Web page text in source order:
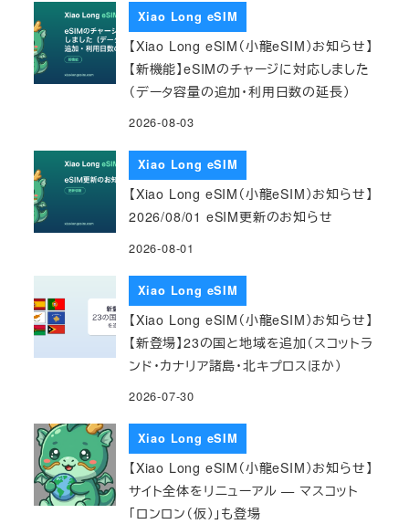
Xiao Long eSIM
【Xiao Long eSIM（小龍eSIM）お知らせ】
【新機能】eSIMのチャージに対応しました
（データ容量の追加・利用日数の延長）
2026-08-03
Xiao Long eSIM
【Xiao Long eSIM（小龍eSIM）お知らせ】
2026/08/01 eSIM更新のお知らせ
2026-08-01
Xiao Long eSIM
【Xiao Long eSIM（小龍eSIM）お知らせ】
【新登場】23の国と地域を追加（スコットラ
ンド・カナリア諸島・北キプロスほか）
2026-07-30
Xiao Long eSIM
【Xiao Long eSIM（小龍eSIM）お知らせ】
サイト全体をリニューアル — マスコット
「ロンロン（仮）」も登場